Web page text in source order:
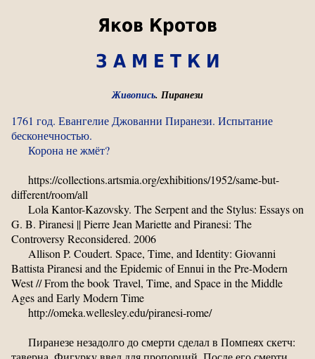
Яков Кротов
З А М Е Т К И
Живопись. Пиранези
1761 год. Евангелие Джованни Пиранези. Испытание
бесконечностью.
Корона не жмёт?
https://collections.artsmia.org/exhibitions/1952/same-but-
different/room/all
Lola Kantor-Kazovsky. The Serpent and the Stylus: Essays on
G. B. Piranesi || Pierre Jean Mariette and Piranesi: The
Controversy Reconsidered. 2006
Allison P. Coudert. Space, Time, and Identity: Giovanni
Battista Piranesi and the Epidemic of Ennui in the Pre-Modern
West // From the book Travel, Time, and Space in the Middle
Ages and Early Modern Time
http://omeka.wellesley.edu/piranesi-rome/
Пиранезе незадолго до смерти сделал в Помпеях скетч: